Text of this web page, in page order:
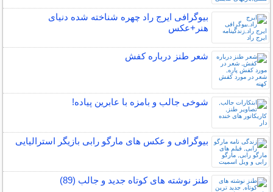
بیوگرافی ایرج راد چهره شناخته شده دنیای
هنر+عکس
شعر طنز درباره کفش
شوخی جالب و بامزه با عابرین پیاده!
بیوگرافی و عکس های مارگو رابی بازیگر استرالیایی
طنز نوشته های کوتاه جدید و جالب (89)